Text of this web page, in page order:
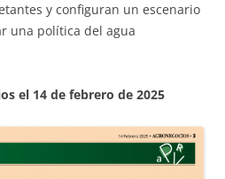
y configuran un escenario
una política del agua
el 14 de febrero de 2025